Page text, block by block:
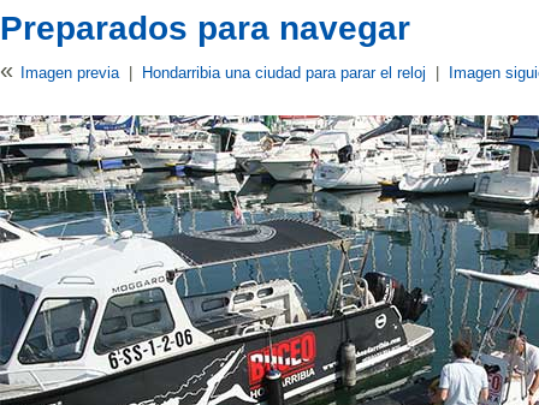
Preparados para navegar
« Imagen previa | Hondarribia una ciudad para parar el reloj | Imagen